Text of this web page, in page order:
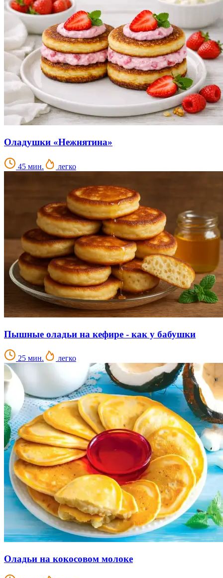
Оладушки «Нежнятина»
45 мин. легко
Пышные оладьи на кефире - как у бабушки
25 мин. легко
Оладьи на кокосовом молоке